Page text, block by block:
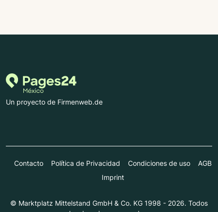
Un proyecto de Firmenweb.de
Contacto Política de Privacidad Condiciones de uso
AGB
Imprint
© Marktplatz Mittelstand GmbH & Co. KG 1998 - 2026. Todos